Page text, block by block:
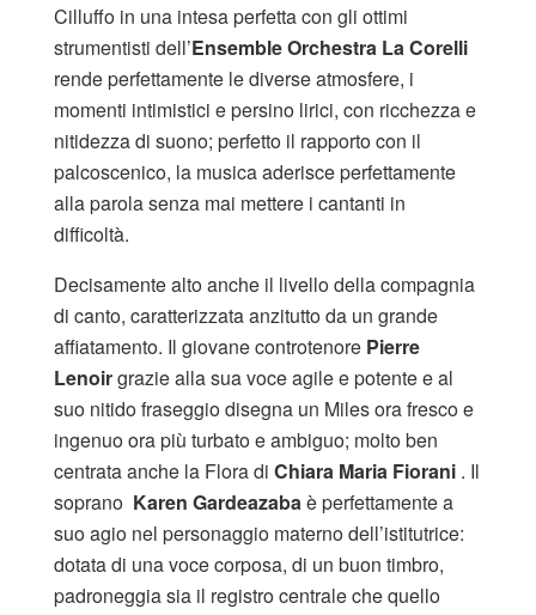
Cilluffo in una intesa perfetta con gli ottimi
strumentisti dell’EnsembleOrchestra La Corelli
rende perfettamente le diverse atmosfere, i
momenti intimistici e persino lirici, con ricchezza e
nitidezza di suono; perfetto il rapporto con il
palcoscenico, la musica aderisce perfettamente
alla parola senza mai mettere i cantanti in
difficoltà.
Decisamente alto anche il livello della compagnia
di canto, caratterizzata anzitutto da un grande
affiatamento. Il giovane controtenore Pierre
Lenoirgrazie alla sua voce agile e potente e al
suo nitido fraseggio disegna un Miles ora fresco e
ingenuo ora più turbato e ambiguo; molto ben
centrata anche la Flora di Chiara Maria Fiorani . Il
soprano Karen Gardeazabaè perfettamente a
suo agio nel personaggio materno dell’istitutrice:
dotata di una voce corposa, di un buon timbro,
padroneggia sia il registro centrale che quello